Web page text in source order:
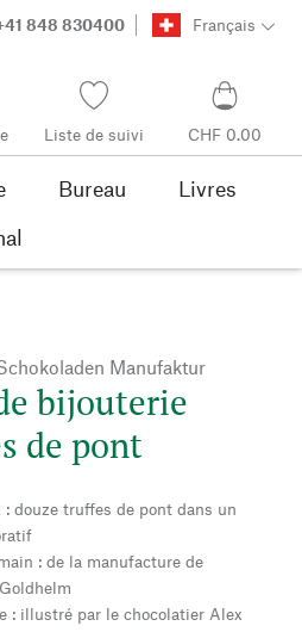
848 830400 Français
Liste de suivi CHF 0.00
Bureau
Livres
Manufaktur
bijouterie
de pont
: douze truffes de pont dans un
: de la manufacture de
: illustré par le chocolatier Alex